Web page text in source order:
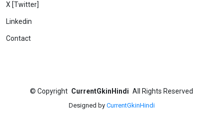
X [Twitter]
Linkedin
Contact
© Copyright CurrentGkinHindi All Rights Reserved
Designed by CurrentGkinHindi